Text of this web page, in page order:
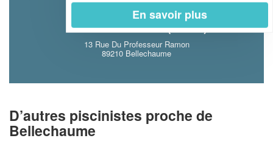
ENTREPRISE SG (SARL)
13 Rue Du Professeur Ramon
89210 Bellechaume
D’autres piscinistes proche de
Bellechaume
En savoir plus